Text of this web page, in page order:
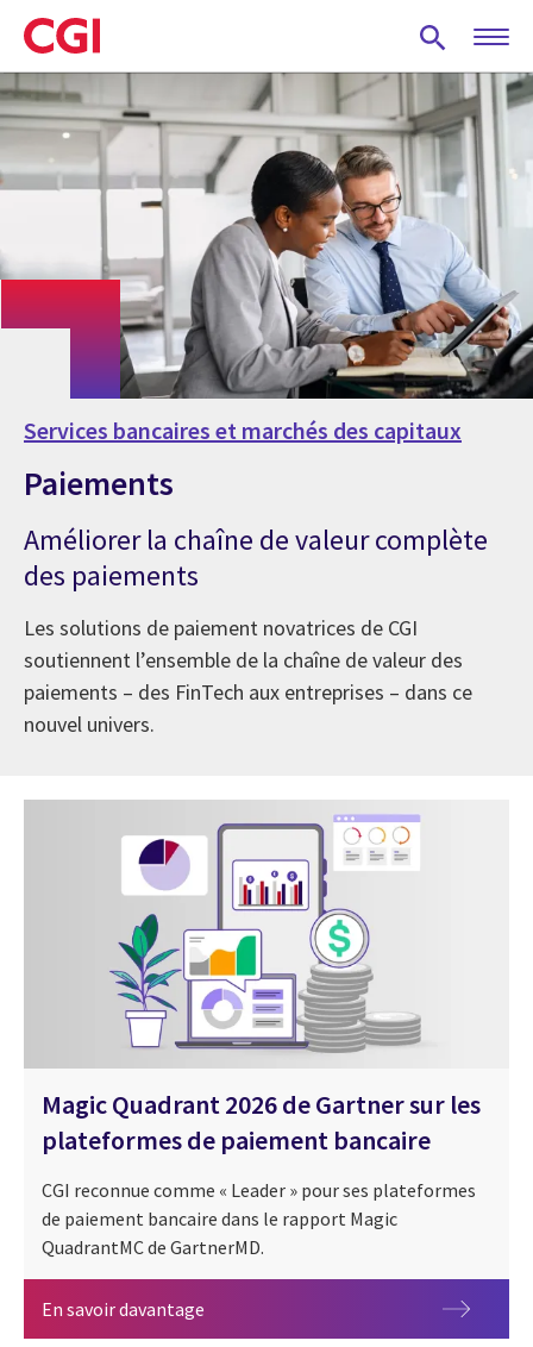
Skip
to
main
content
Services bancaires et marchés des capitaux
Paiements
Améliorer la chaîne de valeur complète
des paiements
Les solutions de paiement novatrices de CGI
soutiennent l’ensemble de la chaîne de valeur des
paiements – des FinTech aux entreprises – dans ce
nouvel univers.
Magic Quadrant 2026 de Gartner sur les
plateformes de paiement bancaire
CGI reconnue comme « Leader » pour ses plateformes
de paiement bancaire dans le rapport Magic
QuadrantMC de GartnerMD.
En savoir davantage Magic Quadrant 2026 de Gartner sur